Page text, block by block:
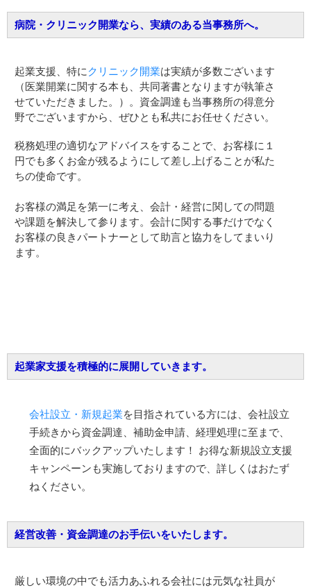
病院・クリニック開業なら、実績のある当事務所へ。
起業支援、特にクリニック開業は実績が多数ございます
（医業開業に関する本も、共同著書となりますが執筆さ
せていただきました。）。資金調達も当事務所の得意分
野でございますから、ぜひとも私共にお任せください。
税務処理の適切なアドバイスをすることで、お客様に１
円でも多くお金が残るようにして差し上げることが私た
ちの使命です。
お客様の満足を第一に考え、会計・経営に関しての問題
や課題を解決して参ります。会計に関する事だけでなく
お客様の良きパートナーとして助言と協力をしてまいり
ます。
起業家支援を積極的に展開していきます。
会社設立・新規起業を目指されている方には、会社設立
手続きから資金調達、補助金申請、経理処理に至まで、
全面的にバックアップいたします！ お得な新規設立支援
キャンペーンも実施しておりますので、詳しくはおたず
ねください。
経営改善・資金調達のお手伝いをいたします。
厳しい環境の中でも活力あふれる会社には元気な社員が